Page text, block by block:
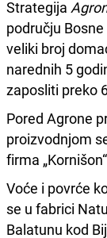
Strategija
području
veliki broj
narednih 5
zaposliti preko
Pored Agrone
proizvodnjom
firma
Voće i povrće
se u fabrici
Balatunu kod